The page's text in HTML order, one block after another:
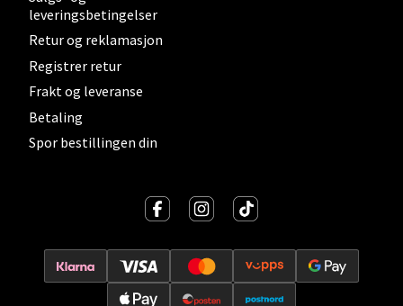
leveringsbetingelser
Retur og reklamasjon
Registrer retur
Frakt og leveranse
Betaling
Spor bestillingen din
Trondheim - Sirkus Shopping
Falkenborgveien 5, 7044 Trondheim
Åpent i dag 09-20
0 i butikk
Ski Storsenter, Jernbanesvingen 6, 1400 Ski
Åpent i dag 10-19